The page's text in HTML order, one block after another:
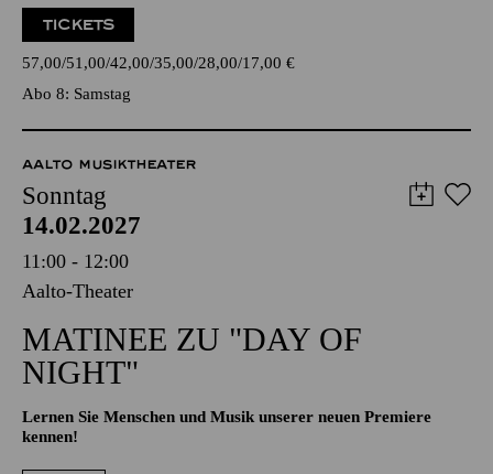
Ruggero Leoncavallo
18:15 Einführung
TICKETS
57,00 51,00 42,00 35,00 28,00 17,00€
Abo 8: Samstag
AALTO MUSIKTHEATER
Sonntag
14.02.2027
11:00 - 12:00
Aalto-Theater
MATINEE ZU "DAY OF
NIGHT"